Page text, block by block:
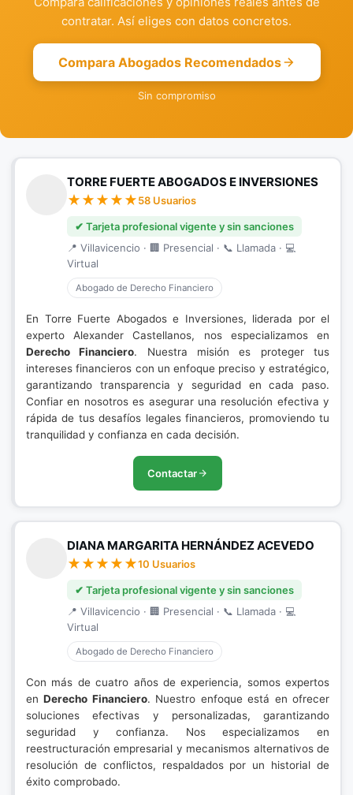
contratar. Así eliges con datos concretos.
Compara Abogados Recomendados
Sin compromiso
TORRE FUERTE ABOGADOS E INVERSIONES
58 Usuarios
✔ Tarjeta profesional vigente y sin sanciones
📍 Villavicencio · 🏢 Presencial · 📞 Llamada · 💻
Virtual
Abogado de Derecho Financiero
En Torre Fuerte Abogados e Inversiones, liderada por el
experto Alexander Castellanos, nos especializamos en
Derecho Financiero. Nuestra misión es proteger tus
intereses financieros con un enfoque preciso y estratégico,
garantizando transparencia y seguridad en cada paso.
Confiar en nosotros es asegurar una resolución efectiva y
rápida de tus desafíos legales financieros, promoviendo tu
tranquilidad y confianza en cada decisión.
Contactar
DIANA MARGARITA HERNÁNDEZ ACEVEDO
10 Usuarios
✔ Tarjeta profesional vigente y sin sanciones
📍 Villavicencio · 🏢 Presencial · 📞 Llamada · 💻
Virtual
Abogado de Derecho Financiero
Con más de cuatro años de experiencia, somos expertos
enDerecho Financiero. Nuestro enfoque está en ofrecer
soluciones efectivas y personalizadas, garantizando
seguridad y confianza. Nos especializamos en
reestructuración empresarial y mecanismos alternativos de
resolución de conflictos, respaldados por un historial de
éxito comprobado.